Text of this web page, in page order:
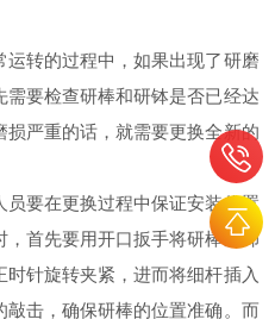
转的过程中，如果出现了研磨
要检查研棒和研钵是否已经达
严重的话，就需要更换全新的
要在更换过程中保证安装位置
首先要用开口扳手将研棒座卸
针旋转夹紧，进而将细杆插入
击，确保研棒的位置准确。而